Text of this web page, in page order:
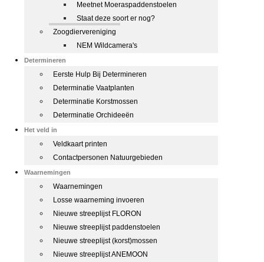
Meetnet Moeraspaddenstoelen
Staat deze soort er nog?
Zoogdiervereniging
NEM Wildcamera's
Determineren
Eerste Hulp Bij Determineren
Determinatie Vaatplanten
Determinatie Korstmossen
Determinatie Orchideeën
Het veld in
Veldkaart printen
Contactpersonen Natuurgebieden
Waarnemingen
Waarnemingen
Losse waarneming invoeren
Nieuwe streeplijst FLORON
Nieuwe streeplijst paddenstoelen
Nieuwe streeplijst (korst)mossen
Nieuwe streeplijst ANEMOON